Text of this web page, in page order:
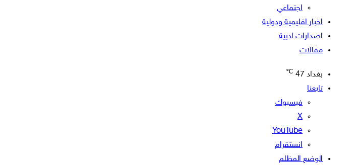
اجتماعي
اخبار اقليمية ودولية
اصدارات ادبية
مقالات
بغداد 47
℃
تابعنا
فيسبوك
‫X
‫YouTube
انستقرام
الوضع المظلم